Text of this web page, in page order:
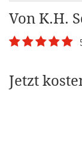
Von K.H.
Jetzt